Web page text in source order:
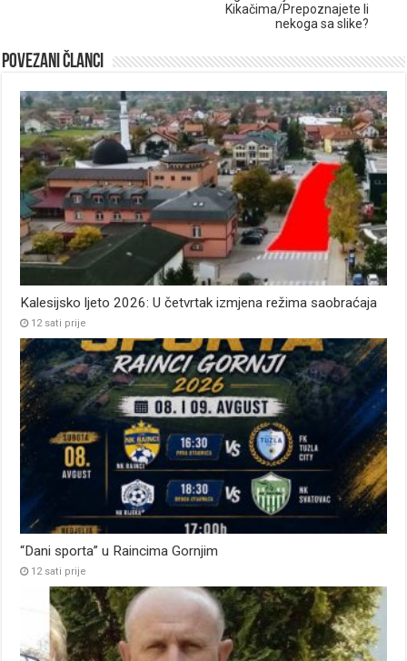
Kikačima/Prepoznajete li
nekoga sa slike?
Povezani članci
Kalesijsko ljeto 2026: U četvrtak izmjena režima saobraćaja
12 sati prije
“Dani sporta” u Raincima Gornjim
12 sati prije